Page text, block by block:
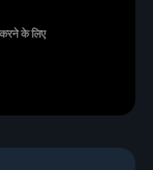
के लिए